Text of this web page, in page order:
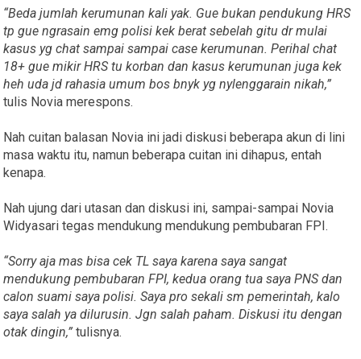
“Beda jumlah kerumunan kali yak. Gue bukan pendukung HRS
tp gue ngrasain emg polisi kek berat sebelah gitu dr mulai
kasus yg chat sampai sampai case kerumunan. Perihal chat
18+ gue mikir HRS tu korban dan kasus kerumunan juga kek
heh uda jd rahasia umum bos bnyk yg nylenggarain nikah,”
tulis Novia merespons.
Nah cuitan balasan Novia ini jadi diskusi beberapa akun di lini
masa waktu itu, namun beberapa cuitan ini dihapus, entah
kenapa.
Nah ujung dari utasan dan diskusi ini, sampai-sampai Novia
Widyasari tegas mendukung mendukung pembubaran FPI.
“Sorry aja mas bisa cek TL saya karena saya sangat
mendukung pembubaran FPI, kedua orang tua saya PNS dan
calon suami saya polisi. Saya pro sekali sm pemerintah, kalo
saya salah ya dilurusin. Jgn salah paham. Diskusi itu dengan
otak dingin,” tulisnya.